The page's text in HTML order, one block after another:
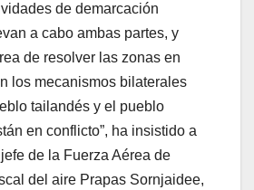
de demarcación
a cabo ambas partes, y
de resolver las zonas en
los mecanismos bilaterales
tailandés y el pueblo
en conflicto”, ha insistido a
de la Fuerza Aérea de
del aire Prapas Sornjaidee,